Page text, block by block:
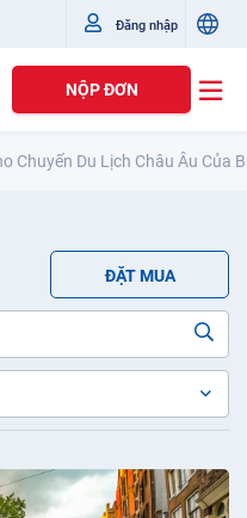
Đăng nhập
NỘP ĐƠN
Chuyến Du Lịch Châu Âu Của
ĐẶT MUA